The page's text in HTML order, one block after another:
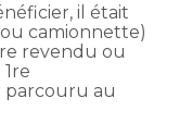
il était
camionnette)
revendu ou
parcouru au